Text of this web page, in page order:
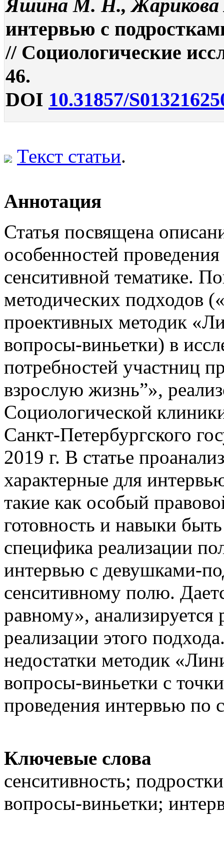
Яшина М. Н.,
интервью с
// Социологические
46.
DOI 10.31857/
Текст статьи.
Аннотация
Статья посвящена
особенностей
сенситивной тематике.
методических подходов
проективных методик
вопросы-виньетки) в
потребностей участниц
взрослую жизнь”»,
Социологической
Санкт-Петербургского
2019 г. В статье
характерные для
такие как особый
готовность и навыки
специфика реализации
интервью с девушками-
сенситивному полю.
равному»,
реализации этого
недостатки методик
вопросы-виньетки с
проведения интервью по
Ключевые слова
сенситивность;
вопросы-виньетки;